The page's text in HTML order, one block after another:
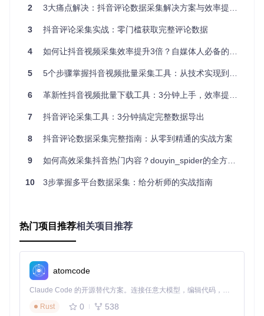
的40%以上。
📌 要点总结：
技术门槛和环境配置是普通用户使用采集工具的主要障碍
动态加载机制和嵌套评论结构导致数据采集不完整
原始数据格式与分析需求存在显著差距
的协同工作，实现评论数据的高效采集与结构化输出。
2.1 技术栈解析
工具核心由两部分构成：
后端处理层：采用Python编写的数据解析与导出模块，实现
无需服务器部署，完全本地运行
规避API接口限制，通过模拟用户行为采集数据
2.2 功能模块设计
2 3大痛点解决：抖音评论数据采集解决方案与效率提升实践
3 抖音评论采集实战：零门槛获取完整评论数据
4 如何让抖音视频采集效率提升3倍？自媒体人必备的无水印批量下载工具揭秘
5 5个步骤掌握抖音视频批量采集工具：从技术实现到商业价值挖掘
6 革新性抖音视频批量下载工具：3分钟上手，效率提升20倍的全量采集方案
7 抖音评论采集工具：3分钟搞定完整数据导出
8 抖音评论数据采集完整指南：从零到精通的实战方案
9 如何高效采集抖音热门内容？douyin_spider的全方位解决方案
10 3步掌握多平台数据采集：给分析师的实战指南
热门项目推荐相关项目推荐
atomcode
Claude Code 的开源替代方案。连接任意大模型，编辑代码，运行命令，自动验证 — 全自动执行。用 Rust 构建，极致性能。 ｜ An open-source alternative to Claude Code. Connect any LLM, edit code, run commands, and verify changes — autonomously. Built in Rust for speed. Get Started
Rust
0 538